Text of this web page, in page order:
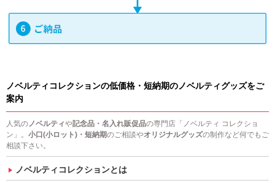
ノベルティコレクションの低価格・短納期のノベルティグッズをご
案内
人気のノベルティや記念品・名入れ販促品の専門店「ノベルティ コレクショ
ン」。 小口(小ロット)・短納期のご相談やオリジナルグッズの制作など何でもご
相談下さい。
ノベルティコレクションとは